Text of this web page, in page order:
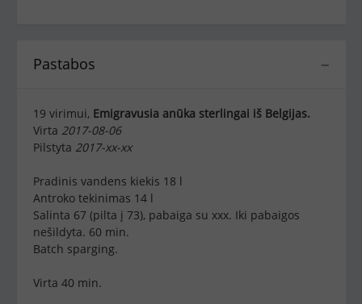
−
Pastabos
19 virimui, Emigravusia anūka sterlingai iš Belgijas.
Virta 2017-08-06
Pilstyta 2017-xx-xx
Pradinis vandens kiekis 18 l
Antroko tekinimas 14 l
Salinta 67 (pilta į 73), pabaiga su xxx. Iki pabaigos
nešildyta. 60 min.
Batch sparging.
Virta 40 min.